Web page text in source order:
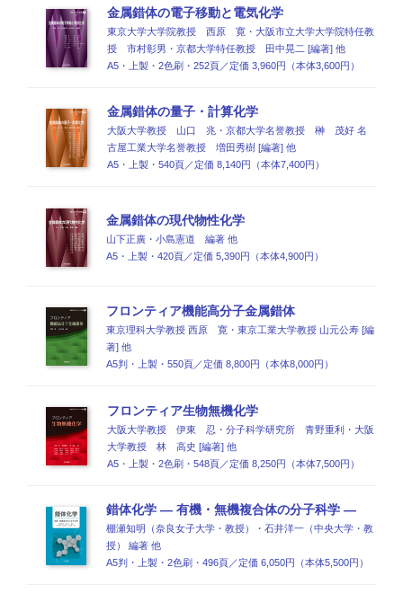
金属錯体の電子移動と電気化学
東京大学大学院教授 西原 寛・大阪市立大学大学院特任教
授 市村彰男・京都大学特任教授 田中晃二 [編著] 他
A5・上製・2色刷・252頁／定価 3,960円（本体3,600円）
金属錯体の量子・計算化学
大阪大学教授 山口 兆・京都大学名誉教授 榊 茂好 名
古屋工業大学名誉教授 増田秀樹 [編著] 他
A5・上製・540頁／定価 8,140円（本体7,400円）
金属錯体の現代物性化学
山下正廣・小島憲道 編著 他
A5・上製・420頁／定価 5,390円（本体4,900円）
フロンティア機能高分子金属錯体
東京理科大学教授 西原 寛・東京工業大学教授 山元公寿 [編
著] 他
A5判・上製・550頁／定価 8,800円（本体8,000円）
フロンティア生物無機化学
大阪大学教授 伊東 忍・分子科学研究所 青野重利・大阪
大学教授 林 高史 [編著] 他
A5・上製・2色刷・548頁／定価 8,250円（本体7,500円）
錯体化学 ― 有機・無機複合体の分子科学 ―
棚瀬知明（奈良女子大学・教授）・石井洋一（中央大学・教
授） 編著 他
A5判・上製・2色刷・496頁／定価 6,050円（本体5,500円）